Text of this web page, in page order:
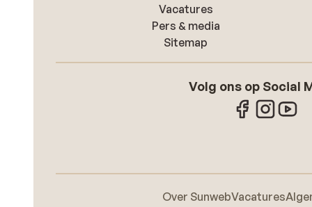
Vacatures
Pers & media
Sitemap
Volg ons op Social
Over SunwebVacatures